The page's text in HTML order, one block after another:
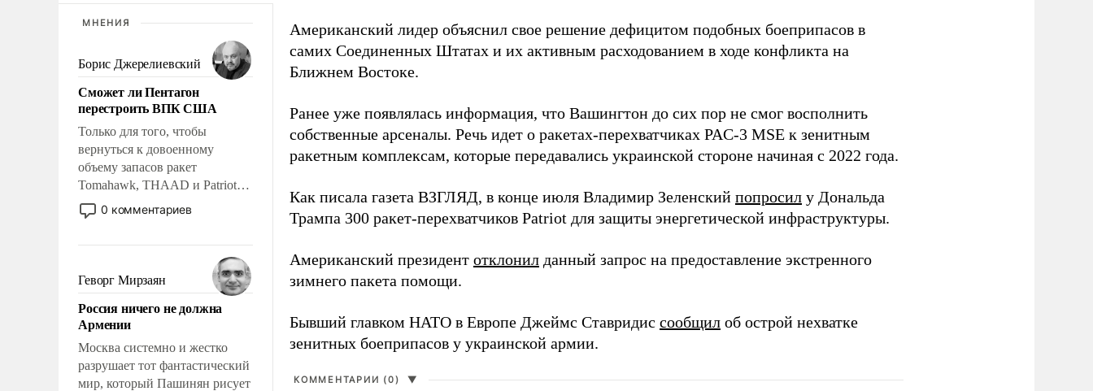
МНЕНИЯ
Борис Джерелиевский
Сможет ли Пентагон
перестроить ВПК США
Только для того, чтобы
вернуться к довоенному
объему запасов ракет
Tomahawk, THAAD и Patriot
США потребуется более трех
лет. Даже небольшая война с
Сложившаяся ситуация
означает многолетний период
уязвимости США, например,
перед Китаем.
0 комментариев
Геворг Мирзаян
Россия ничего не должна
Армении
Москва системно и жестко
разрушает тот фантастический
мир, который Пашинян рисует
Американский лидер объяснил свое решение дефицитом подобных боеприпасов в
самих Соединенных Штатах и их активным расходованием в ходе конфликта на
Ближнем Востоке.
Ранее уже появлялась информация, что Вашингтон до сих пор не смог восполнить
собственные арсеналы. Речь идет о ракетах-перехватчиках PAC-3 MSE к зенитным
ракетным комплексам, которые передавались украинской стороне начиная с 2022 года.
Как писала газета ВЗГЛЯД, в конце июля Владимир Зеленский попросил у Дональда
Трампа 300 ракет-перехватчиков Patriot для защиты энергетической инфраструктуры.
Американский президент отклонил данный запрос на предоставление экстренного
зимнего пакета помощи.
Бывший главком НАТО в Европе Джеймс Ставридис сообщил об острой нехватке
зенитных боеприпасов у украинской армии.
КОММЕНТАРИИ (0) ▼